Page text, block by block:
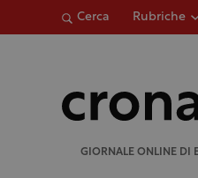
Cerca Rubriche
GIORNALE ONLINE DI